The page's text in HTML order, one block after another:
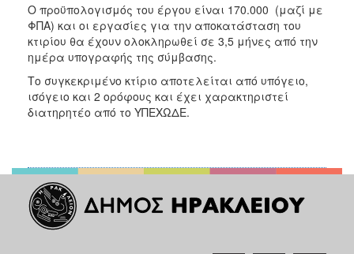
ΔΗΜΟΤΗΣ
ΕΠΙΣΚΕΠΤΗΣ
Ο προϋπολογισμός του έργου είναι 170.000  (μαζί με
ΦΠΑ) και οι εργασίες για την αποκατάσταση του
κτιρίου θα έχουν ολοκληρωθεί σε 3,5 μήνες από την
ημέρα υπογραφής της σύμβασης.
Το συγκεκριμένο κτίριο αποτελείται από υπόγειο,
ισόγειο και 2 ορόφους και έχει χαρακτηριστεί
διατηρητέο από το ΥΠΕΧΩΔΕ.